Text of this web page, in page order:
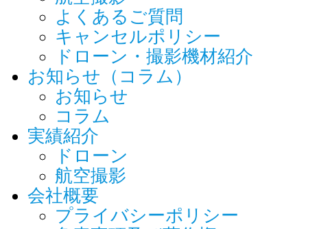
よくあるご質問
キャンセルポリシー
ドローン・撮影機材紹介
お知らせ（コラム）
お知らせ
コラム
実績紹介
ドローン
航空撮影
会社概要
プライバシーポリシー